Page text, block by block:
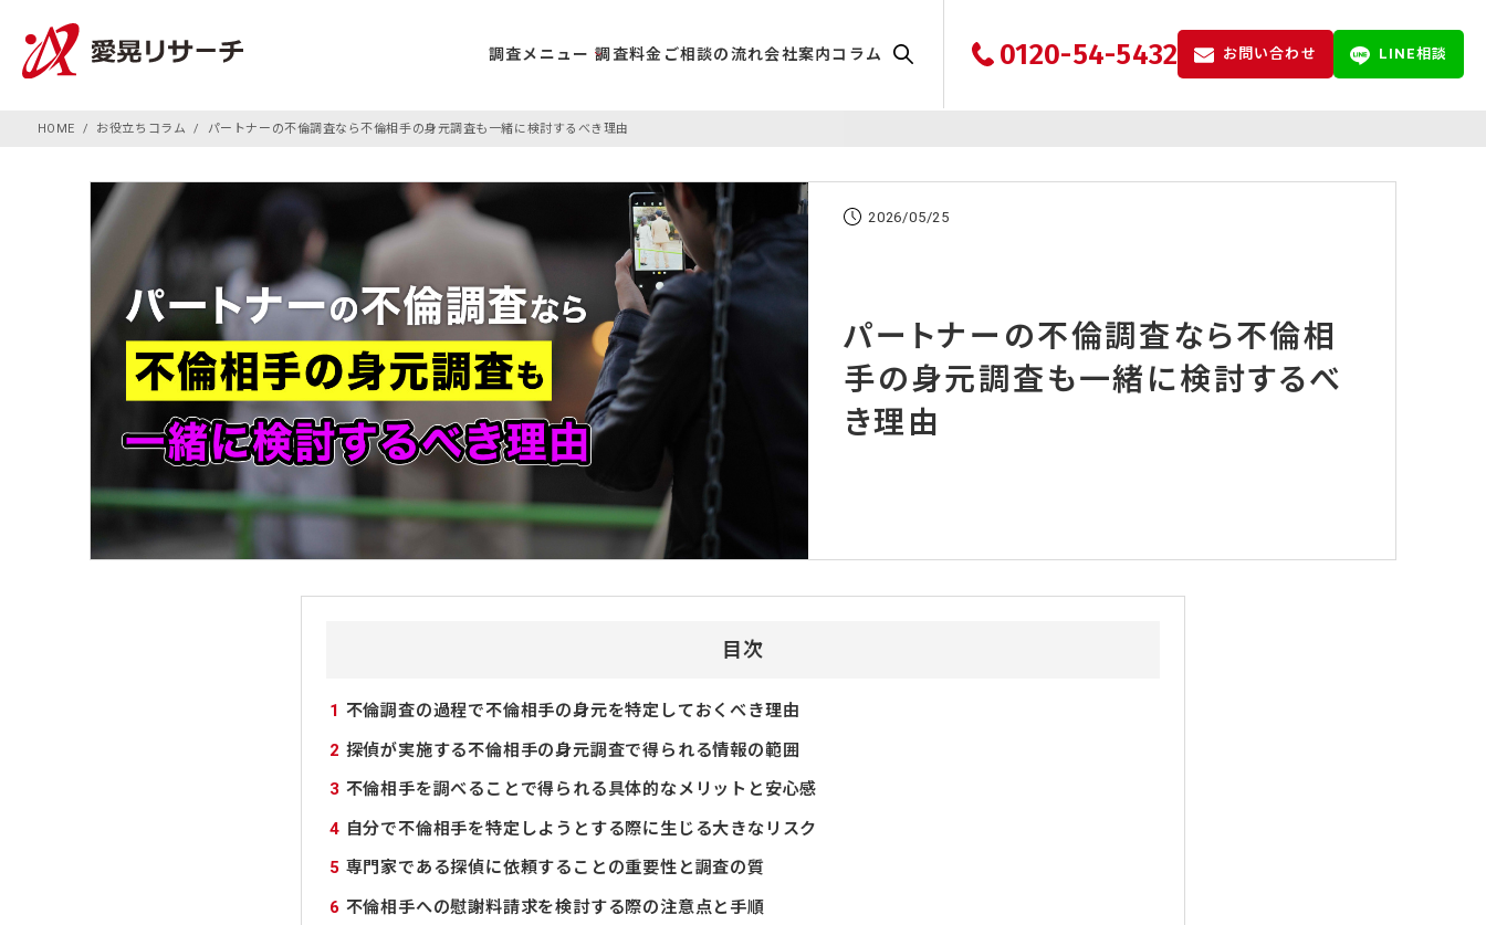
調査メニュー 調査料金 ご相談の流れ会社案内コラム 0120-54-5432 お問い合わせ LINE相談
HOME お役立ちコラム パートナーの不倫調査なら不倫相手の身元調査も一緒に検討するべき理由
2026/05/25
パートナーの不倫調査なら不倫相
手の身元調査も一緒に検討するべ
き理由
目次
1 不倫調査の過程で不倫相手の身元を特定しておくべき理由
2 探偵が実施する不倫相手の身元調査で得られる情報の範囲
3 不倫相手を調べることで得られる具体的なメリットと安心感
4 自分で不倫相手を特定しようとする際に生じる大きなリスク
5 専門家である探偵に依頼することの重要性と調査の質
6 不倫相手への慰謝料請求を検討する際の注意点と手順